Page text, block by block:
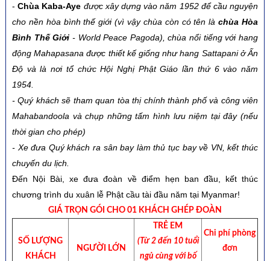
-Chùa Kaba-Aye được xây dựng vào năm 1952 để cầu nguyện
cho nền hòa bình thế giới (vì vậy chùa còn có tên làchùa Hòa
Bình Thế Giới - World Peace Pagoda), chùa nổi tiếng với hang
động Mahapasana được thiết kế giống như hang Sattapani ở Ấn
Độ và là nơi tổ chức Hội Nghị Phật Giáo lần thứ 6 vào năm
1954.
-Quý khách sẽ tham quan tòa thị chính thành phố và công viên
Mahabandoola và chụp những tấm hình lưu niệm tại đây (nếu
thời gian cho phép)
- Xe đưa Quý khách ra sân bay làm thủ tục bay về VN, kết thúc
chuyến du lịch.
Đến Nội Bài, xe đưa đoàn về điểm hẹn ban đầu, kết thúc
chương trình du xuân lễ Phật cầu tài đầu năm tại Myanmar!
GIÁ TRỌN GÓI CHO 01 KHÁCH GHÉP ĐOÀN
SỐ LƯỢNG
KHÁCH
NGƯỜI LỚN
TRẺ EM
(Từ 2 đến 10 tuổi
ngủ cùng với bố
Chi phí phòng
đơn